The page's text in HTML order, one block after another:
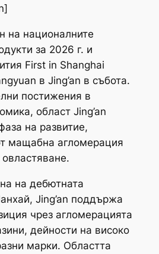
на националните
за 2026 г. и
First in Shanghai
в Jing’an в събота.
постижения в
област Jing’an
на развитие,
мащабна агломерация
на дебютната
Jing’an поддържа
чрез агломерацията
дейности на високо
марки. Областта